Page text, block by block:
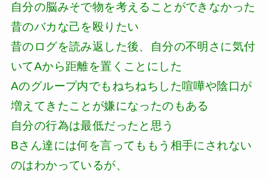
自分の脳みそで物を考えることができなかった
昔のバカな己を殴りたい
昔のログを読み返した後、自分の不明さに気付
いてAから距離を置くことにした
Aのグループ内でもねちねちした喧嘩や陰口が
増えてきたことが嫌になったのもある
自分の行為は最低だったと思う
Bさん達には何を言ってももう相手にされない
のはわかっているが、